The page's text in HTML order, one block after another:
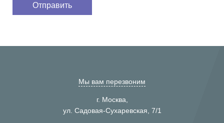
Мы вам перезвоним
г. Москва,
ул. Садовая-Сухаревская, 7/1